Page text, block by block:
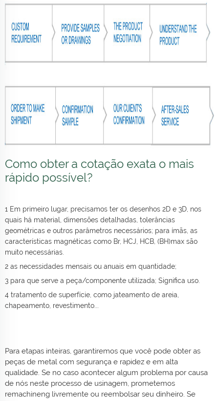
Como obter a cotação exata o mais
rápido possível?
1 Em primeiro lugar, precisamos ter os desenhos 2D e 3D, nos
quais há material, dimensões detalhadas, tolerâncias
geométricas e outros parâmetros necessários; para ímãs, as
características magnéticas como Br, HCJ, HCB, (BH)max são
muito necessárias.
2 as necessidades mensais ou anuais em quantidade;
3 para que serve a peça/componente utilizada; Significa uso.
4 tratamento de superfície, como jateamento de areia,
chapeamento, revestimento...
Para etapas inteiras, garantiremos que você pode obter as
peças de metal com segurança e rapidez e em alta
qualidade. Se no caso acontecer algum problema por causa
de nós neste processo de usinagem, prometemos
remachineng livremente ou reembolsar seu dinheiro. Se